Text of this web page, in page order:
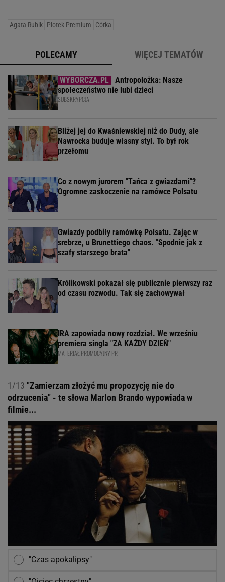
Agata Rubik Plotek Premium Córka
POLECAMY WIĘCEJ TEMATÓW
Antropolożka: Nasze
społeczeństwo nie lubi dzieci
SUBSKRYPCJA
Bliżej jej do Kwaśniewskiej niż do Dudy, ale
Nawrocka buduje własny styl. To był rok
przełomu
Co z nowym jurorem "Tańca z gwiazdami"?
Ogromne zaskoczenie na ramówce Polsatu
Gwiazdy podbiły ramówkę Polsatu. Zając w
srebrze, u Brunettiego chaos. "Spodnie jak z
szafy starszego brata"
Królikowski pokazał się publicznie pierwszy raz
od czasu rozwodu. Tak się zachowywał
IRA zapowiada nowy rozdział. We wrześniu
premiera singla "ZA KAŻDY DZIEŃ"
MATERIAŁ PROMOCYJNY PR
1/13 "Zamierzam złożyć mu propozycję nie do
odrzucenia" - te słowa Marlon Brando wypowiada w
filmie...
"Czas apokalipsy"